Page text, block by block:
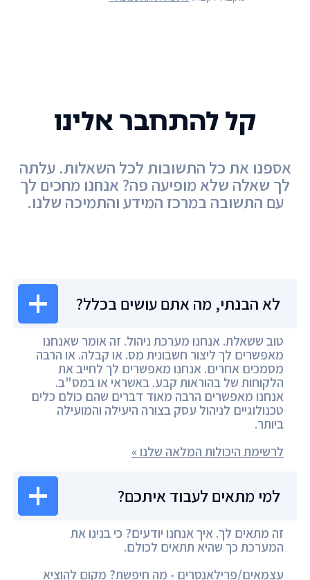
לא הבנתי, מה אתם עושים בכלל?
טוב ששאלת. אנחנו מערכת ניהול. זה אומר שאנחנו
מאפשרים לך ליצור חשבונית מס. או קבלה. או הרבה
מסמכים אחרים. אנחנו מאפשרים לך לחייב את
הלקוחות של בהוראות קבע. באשראי או במס"ב.
אנחנו מאפשרים הרבה מאוד דברים שהם כולם כלים
טכנולוגיים לניהול עסק בצורה היעילה והמועילה
ביותר.
לרשימת היכולות המלאה שלנו »
למי מתאים לעבוד איתכם?
זה מתאים לך. איך אנחנו יודעים? כי בנינו את
המערכת כך שהיא תתאים לכולם.
עצמאים/פרילאנסרים - מה חיפשת? מקום להוציא
קל להתחבר אלינו
אספנו את כל התשובות לכל השאלות. עלתה
לך שאלה שלא מופיעה פה? אנחנו מחכים לך
עם התשובה במרכז המידע והתמיכה שלנו.